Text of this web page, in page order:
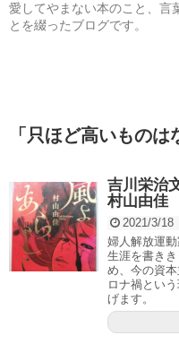
愛してやまない本のこと、言
とを綴ったブログです。
「 只ほど高いものは
吉川栄治
村山由佳
2021/3/18
婦人解放運
生涯を書き
め、今の資
ロナ禍とい
げます。